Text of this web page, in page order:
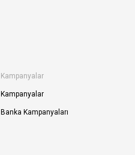
Kampanyalar
Kampanyalar
Banka Kampanyaları